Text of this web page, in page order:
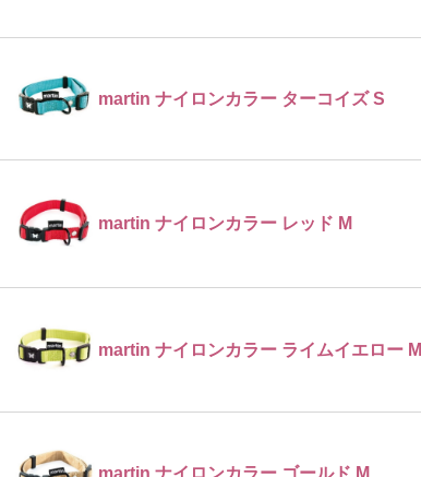
martin ナイロンカラー ターコイズ S
martin ナイロンカラー レッド M
martin ナイロンカラー ライムイエロー M
martin ナイロンカラー ゴールド M